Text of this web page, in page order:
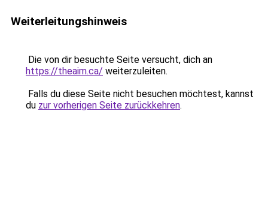
Weiterleitungshinweis
Die von dir besuchte Seite versucht, dich an
https://theaim.ca/ weiterzuleiten.
Falls du diese Seite nicht besuchen möchtest, kannst
du zur vorherigen Seite zurückkehren.